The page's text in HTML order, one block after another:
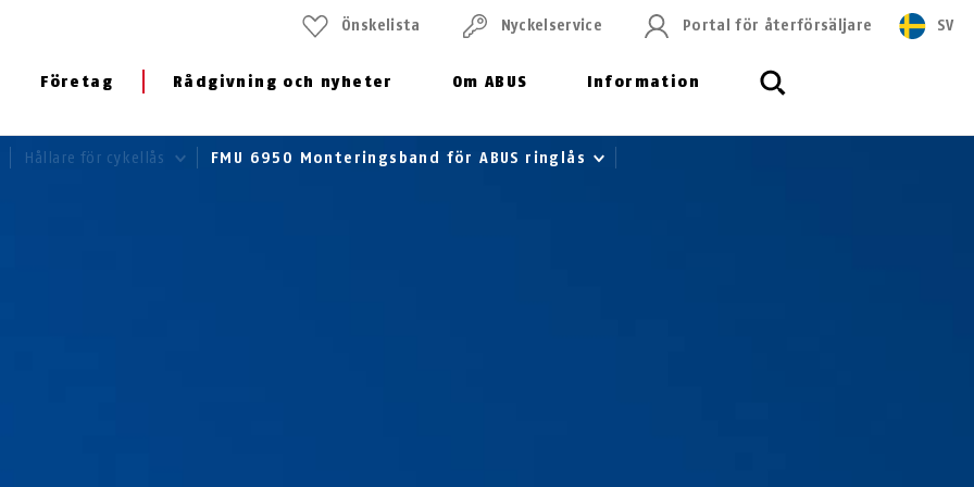
Företag Rådgivning och nyheter Om ABUS Information
Önskelista Nyckelservice Portal för återförsäljare SV
Hållare för cykellås FMU 6950 Monteringsband för ABUS ringlås